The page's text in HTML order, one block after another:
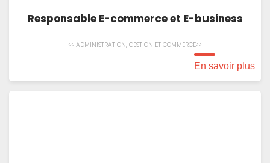
Responsable E-commerce et E-business
<< ADMINISTRATION, GESTION ET COMMERCE>>
En savoir plus